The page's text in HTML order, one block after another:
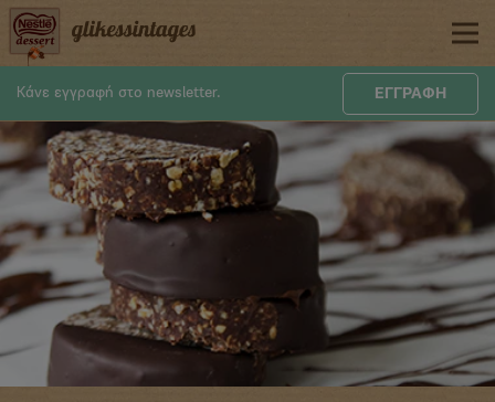
Skip
to
main
content
Κάνε εγγραφή στο newsletter. ΕΓΓΡΑΦΗ